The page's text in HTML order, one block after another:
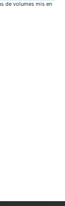
de volumes mis en